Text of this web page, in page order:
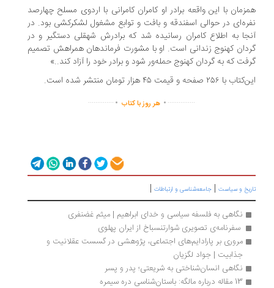
با این واقعه برادر او کامران کامرانی با اردوی مسلح چهارصد
در حوالی اسفندقه و بافت و توابع مشغول لشکرکشی بود. در
به اطلاع کامران رسانیده شد که برادرش شهقلی دستگیر و در
کهنوج زندانی است. او با مشورت فرماندهان همراهش تصمیم
که به گردان کهنوج حمله‌ور شود و برادر خود را آزاد کند..»
صفحه و قیمت ۴۵ هزار تومان منتشر شده است.
...............
. هر روز با کتاب.
..............
و سیاست |جامعه‌شناسی و ارتباطات |
نگاهی به فلسفه سیاسی و خدای ابراهیم | میثم غضنفری
سفرنامه‌ی تصویری شوارتنسباخ از ایران پهلوی
مروری بر پارادایم‌های اجتماعی، پژوهشی در گسست عقلانیت و
جذابیت | جواد لگزیان
نگاهی انسان‌شناختی به شریعتی؛ پدر و پسر